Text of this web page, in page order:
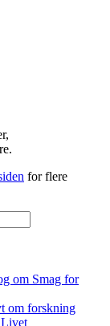
for flere
om Smag for
om forskning
Livet